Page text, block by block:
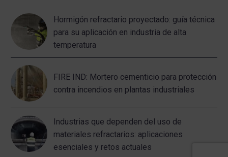
Hormigón refractario proyectado: guía técnica
para su aplicación en industria de alta
temperatura
FIRE IND: Mortero cementicio para protección
contra incendios en plantas industriales
Industrias que dependen del uso de
materiales refractarios: aplicaciones
esenciales y retos actuales